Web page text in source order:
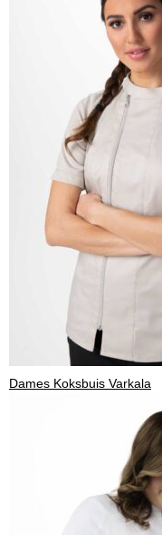
Dames Koksbuis Varkala